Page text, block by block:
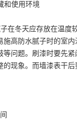
和使用环境
天应存放在温度较
施高防水腻子时的室
等问题。刷漆时要先
的现象。而墙漆表干